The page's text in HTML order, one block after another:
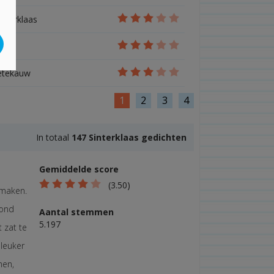
1 2 3 4
In totaal 147 Sinterklaas gedichten
zat te
Gemiddelde score
(3.50)
Aantal stemmen
5.197